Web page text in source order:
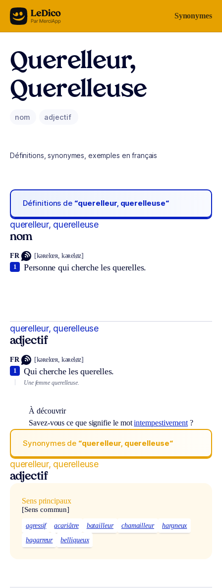
Aller au contenu Synonymes
Querelleur,
Querelleuse
nom adjectif
Définitions, synonymes, exemples en français
Définitions de “querelleur, querelleuse“
querelleur, querelleuse
nom
FR [kəʀelœʀ, kəʀeløz]
Personne qui cherche les querelles.
1
querelleur, querelleuse
adjectif
FR [kəʀelœʀ, kəʀeløz]
Qui cherche les querelles.
1
Une femme querelleuse.
À découvrir
Savez-vous ce que signifie le motintempestivement ?
Synonymes de “querelleur, querelleuse“
querelleur, querelleuse
adjectif
Sens principaux
[Sens commun]
agressif acariâtre batailleur chamailleur
hargneux
bagarreur
belliqueux